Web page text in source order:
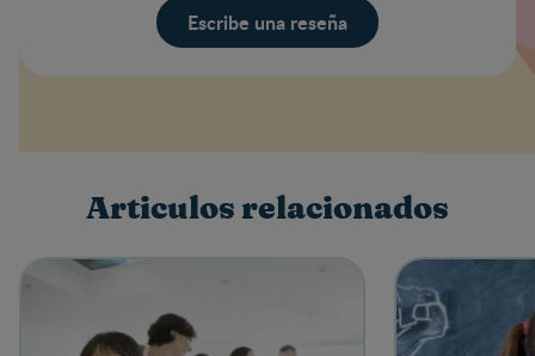
Escribe una reseña
Escribe una reseña
Articulos relacionados